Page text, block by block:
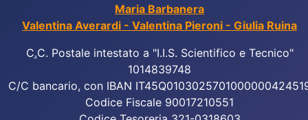
Maria Barbanera
Valentina Averardi - Valentina Pieroni - Giulia Ruina
C.C. Postale intestato a "I.I.S. Scientifico e Tecnico"
1014839748
C/C bancario, con IBAN
Codice Fiscale 90017210551